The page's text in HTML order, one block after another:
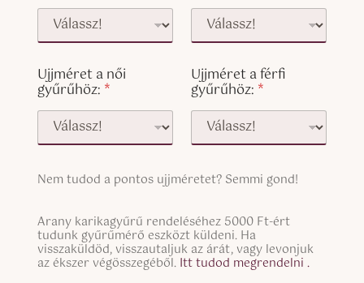
Ujjméret a női
gyűrűhöz: *
Ujjméret a férfi
gyűrűhöz: *
S
g
l
e
L
Nem tudod a pontos ujjméretet? Semmi gond!
i
l
y
e
S
i
n
g
Arany karikagyűrű rendeléséhez 5000 Ft-ért
tudunk gyűrűmérő eszközt küldeni. Ha
visszaküldöd, visszautaljuk az árát, vagy levonjuk
az ékszer végösszegéből. Itt tudod megrendelni .